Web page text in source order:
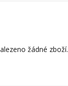
žádné zboží.